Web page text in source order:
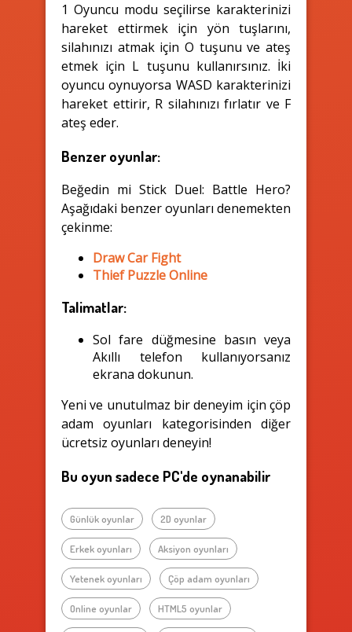
1 Oyuncu modu seçilirse karakterinizi
hareket ettirmek için yön tuşlarını,
silahınızı atmak için O tuşunu ve ateş
etmek için L tuşunu kullanırsınız. İki
oyuncu oynuyorsa WASD karakterinizi
hareket ettirir, R silahınızı fırlatır ve F
ateş eder.
Benzer oyunlar:
Beğedin mi Stick Duel: Battle Hero?
Aşağıdaki benzer oyunları denemekten
çekinme:
Draw Car Fight
Thief Puzzle Online
Talimatlar:
Sol fare düğmesine basın veya
Akıllı telefon kullanıyorsanız
ekrana dokunun.
Yeni ve unutulmaz bir deneyim için çöp
adam oyunları kategorisinden diğer
ücretsiz oyunları deneyin!
Bu oyun sadece PC'de oynanabilir
Günlük oyunlar 2D oyunlar
Erkek oyunları Aksiyon oyunları
Yetenek oyunları Çöp adam oyunları
Online oyunlar HTML5 oyunlar